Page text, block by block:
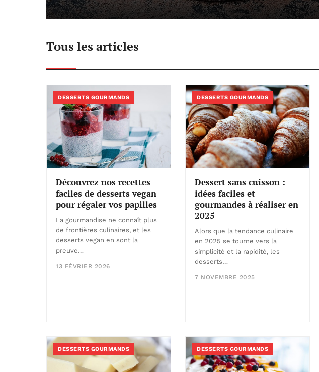
Tous les articles
DESSERTS GOURMANDS
Découvrez nos recettes
faciles de desserts vegan
pour régaler vos papilles
La gourmandise ne connaît plus
de frontières culinaires, et les
desserts vegan en sont la
preuve…
13 FÉVRIER 2026
DESSERTS GOURMANDS
Dessert sans cuisson :
idées faciles et
gourmandes à réaliser en
2025
Alors que la tendance culinaire
en 2025 se tourne vers la
simplicité et la rapidité, les
desserts…
7 NOVEMBRE 2025
DESSERTS GOURMANDS DESSERTS GOURMANDS